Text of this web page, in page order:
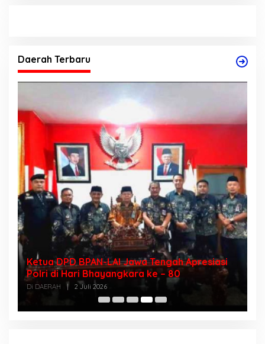
Daerah Terbaru
Ketua DPD BPAN-LAI Jawa Tengah Apresiasi
Polri di Hari Bhayangkara ke – 80
Di DAERAH | 2 Juli 2026